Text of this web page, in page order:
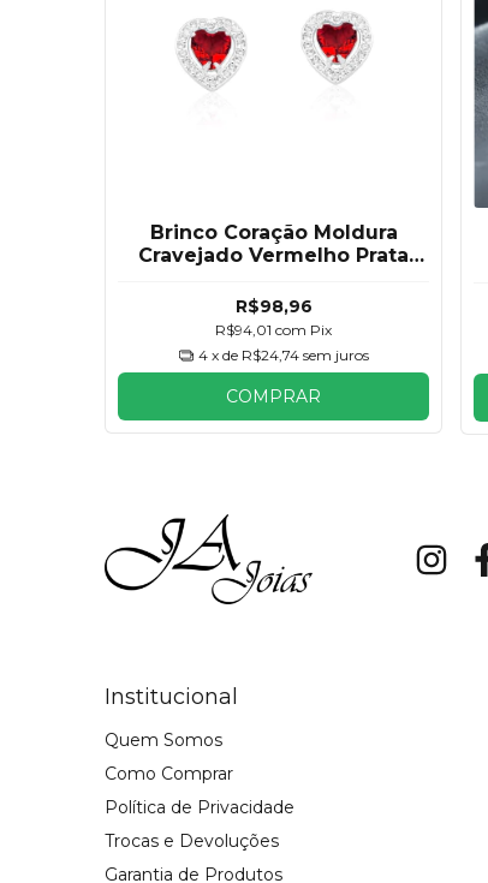
Brinco Coração Moldura
Cravejado Vermelho Prata
R$98,96
R$94,01com Pix
4 x de R$24,74 sem juros
COMPRAR
Institucional
Quem Somos
Como Comprar
Política de Privacidade
Trocas e Devoluções
Garantia de Produtos